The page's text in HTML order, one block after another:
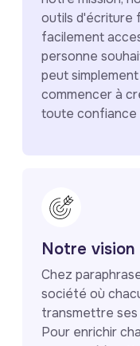
outils d'écriture
facilement
personne
peut
commencer à
toute confiance
Notre vision
Chez
société où
transmettre ses
Pour enrichir